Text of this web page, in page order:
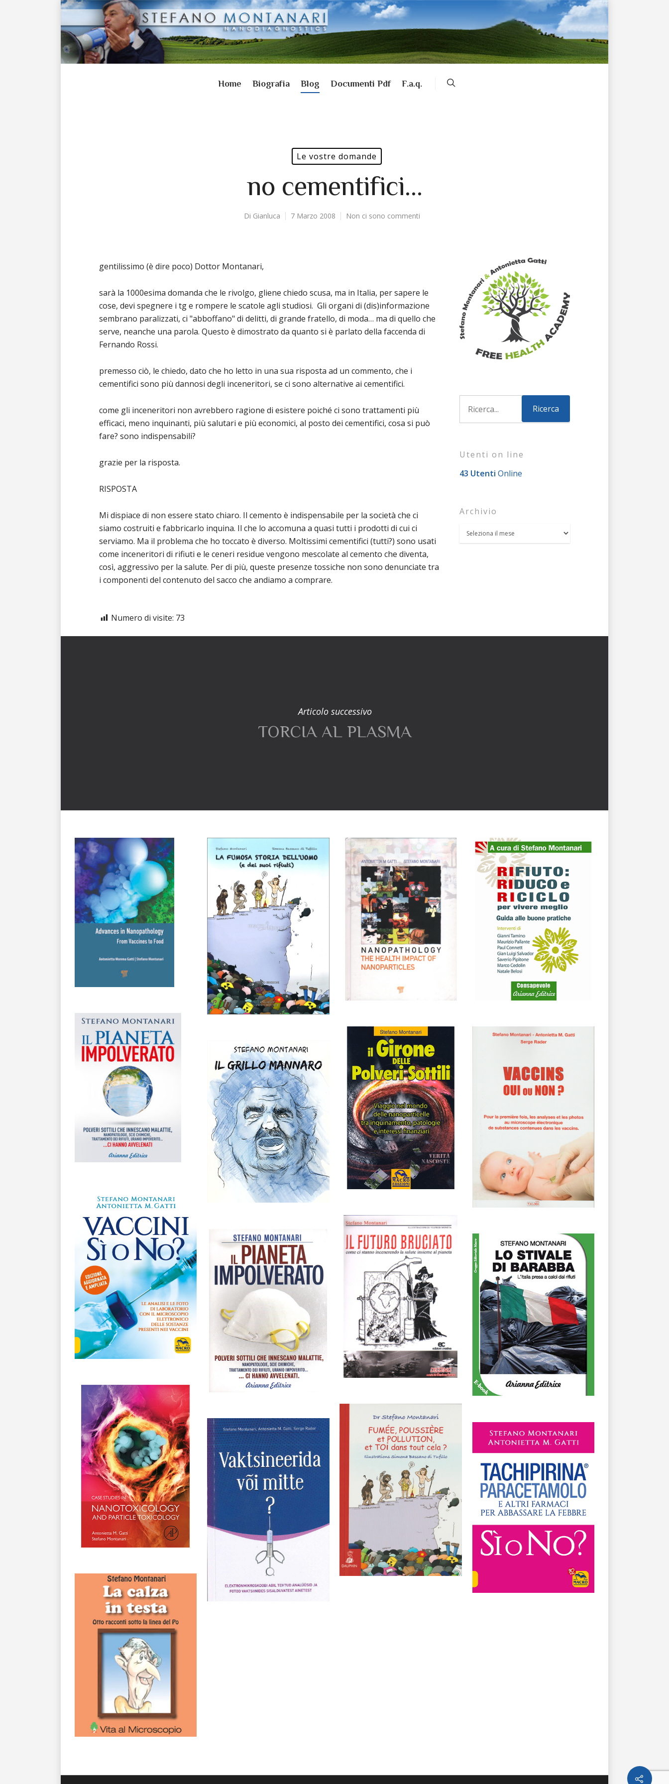
Home Biografia Blog Documenti Pdf F.a.q.
Le vostre domande
no cementifici…
Di Gianluca 7 Marzo 2008 Non ci sono commenti
gentilissimo (è dire poco) Dottor Montanari,
sarà la 1000esima domanda che le rivolgo, gliene chiedo scusa, ma in Italia, per sapere le
cose, devi spegnere i tg e rompere le scatole agli studiosi. Gli organi di (dis)informazione
sembrano paralizzati, ci "abboffano" di delitti, di grande fratello, di moda… ma di quello che
serve, neanche una parola. Questo è dimostrato da quanto si è parlato della faccenda di
Fernando Rossi.
premesso ciò, le chiedo, dato che ho letto in una sua risposta ad un commento, che i
cementifici sono più dannosi degli inceneritori, se ci sono alternative ai cementifici.
come gli inceneritori non avrebbero ragione di esistere poiché ci sono trattamenti più
efficaci, meno inquinanti, più salutari e più economici, al posto dei cementifici, cosa si può
fare? sono indispensabili?
grazie per la risposta.
RISPOSTA
Mi dispiace di non essere stato chiaro. Il cemento è indispensabile per la società che ci
siamo costruiti e fabbricarlo inquina. Il che lo accomuna a quasi tutti i prodotti di cui ci
serviamo. Ma il problema che ho toccato è diverso. Moltissimi cementifici (tutti?) sono usati
come inceneritori di rifiuti e le ceneri residue vengono mescolate al cemento che diventa,
così, aggressivo per la salute. Per di più, queste presenze tossiche non sono denunciate tra
i componenti del contenuto del sacco che andiamo a comprare.
Numero di visite: 73
Utenti on line
43 Utenti Online
Archivio
Articolo successivo
TORCIA AL PLASMA